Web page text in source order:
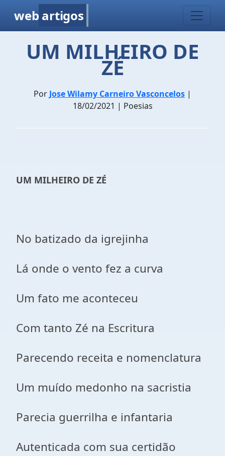
web artigos
UM MILHEIRO DE
ZÉ
Por Jose Wilamy Carneiro Vasconcelos |
18/02/2021 | Poesias
UM MILHEIRO DE ZÉ
No batizado da igrejinha
Lá onde o vento fez a curva
Um fato me aconteceu
Com tanto Zé na Escritura
Parecendo receita e nomenclatura
Um muído medonho na sacristia
Parecia guerrilha e infantaria
Autenticada com sua certidão